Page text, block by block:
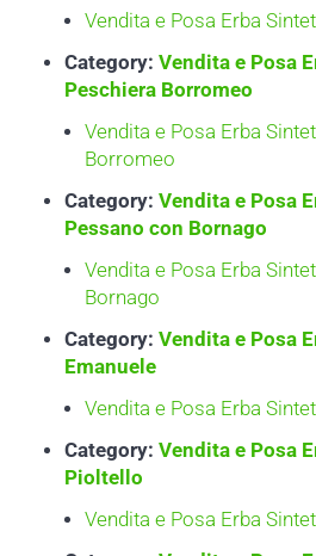
Vendita e Posa Erba
Category:Vendita e Posa
Peschiera Borromeo
Vendita e Posa Erba
Borromeo
Category:Vendita e Posa
Pessano con Bornago
Vendita e Posa Erba
Bornago
Category:Vendita e Posa
Emanuele
Vendita e Posa Erba
Category:Vendita e Posa
Pioltello
Vendita e Posa Erba